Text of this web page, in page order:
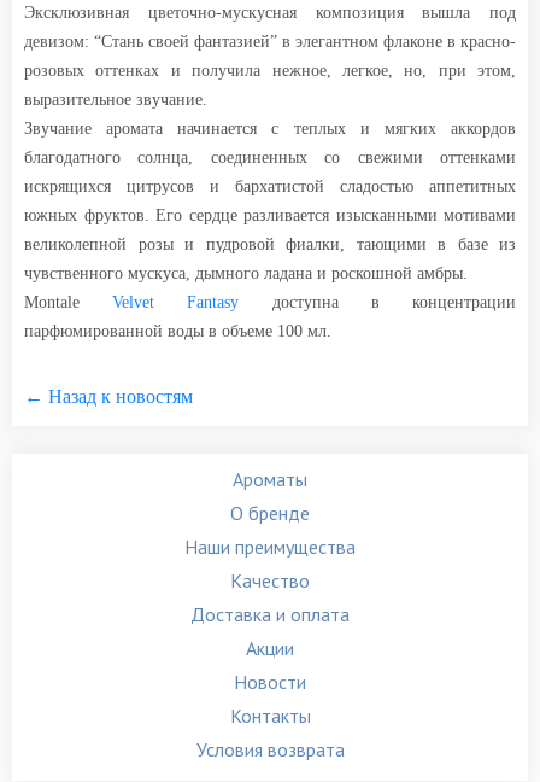
Эксклюзивная цветочно-мускусная композиция вышла под
девизом: “Стань своей фантазией” в элегантном флаконе в красно-
розовых оттенках и получила нежное, легкое, но, при этом,
выразительное звучание.
Звучание аромата начинается с теплых и мягких аккордов
благодатного солнца, соединенных со свежими оттенками
искрящихся цитрусов и бархатистой сладостью аппетитных
южных фруктов. Его сердце разливается изысканными мотивами
великолепной розы и пудровой фиалки, тающими в базе из
чувственного мускуса, дымного ладана и роскошной амбры.
MontaleVelvet Fantasy доступна в концентрации
парфюмированной воды в объеме 100 мл.
← Назад к новостям
Ароматы
О бренде
Наши преимущества
Качество
Доставка и оплата
Акции
Новости
Контакты
Условия возврата